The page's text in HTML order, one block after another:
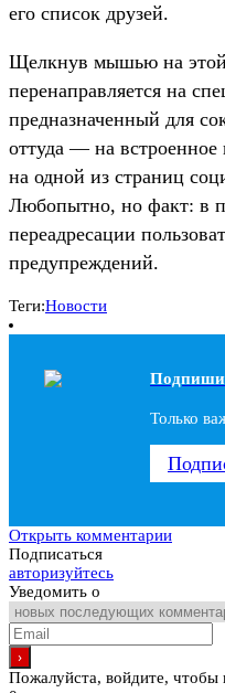
его список друзей.
Щелкнув мышью на этой
перенаправляется на
предназначенный для
оттуда — на
на одной из страниц
Любопытно, но факт: в
переадресации
предупреждений.
Теги:Новости
Только
Открыть комментарии
Подписаться
авторизуйтесь
Уведомить о
Пожалуйста, войдите, чтобы